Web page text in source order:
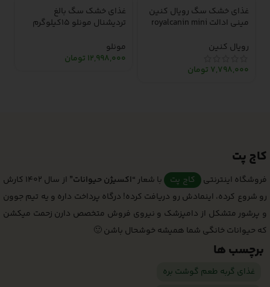
غذای خشک سگ رویال کنین
مینی ادالت royalcanin mini
کیلوگرم
رویال کنین
7,798,000 تومان
غذای خشک سگ بالغ
تردیشنال مونلو 15کیلوگرم
adult dog food
مونلو
12,998,000 تومان
کاج پت
فروشگاه اینترنتی کاج پت با شعار“اکسیژن حیوانات”
از سال 1402 کارش
رو شروع کرده، اینمادش رو دریافت کرده! درگاه پرداخت داره و یه تیم جوون
و پرشور متشکل از دامپزشک و نیروی فروش متخصص دارن زحمت میکشن
که حیوانات خانگی شما همیشه خوشحال باشن 🙂
برچسب ها
غذای گربه طعم گوشت بره